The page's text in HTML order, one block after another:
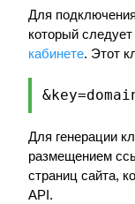
Для
который
кабинете. Этот
Для генерации
размещением
страниц сайта,
API.